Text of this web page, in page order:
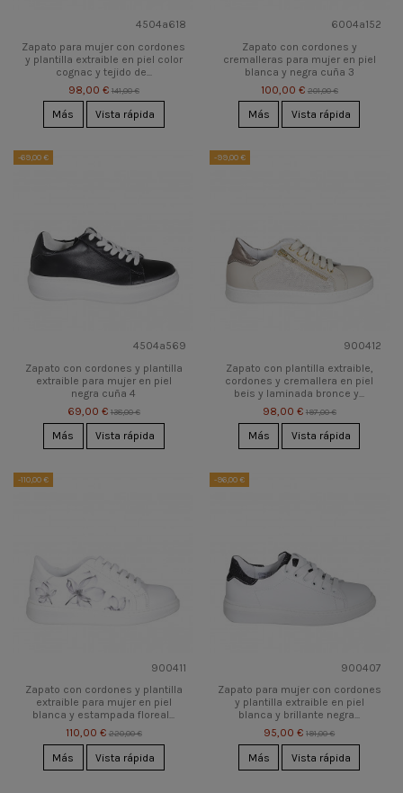
4504a618
Zapato para mujer con cordones
y plantilla extraible en piel color
cognac y tejido de...
98,00 € 141,00 €
Más Vista rápida
6004a152
Zapato con cordones y
cremalleras para mujer en piel
blanca y negra cuña 3
100,00 € 201,00 €
Más Vista rápida
-69,00 €
4504a569
Zapato con cordones y plantilla
extraible para mujer en piel
negra cuña 4
69,00 € 138,00 €
Más Vista rápida
-99,00 €
900412
Zapato con plantilla extraible,
cordones y cremallera en piel
beis y laminada bronce y...
98,00 € 197,00 €
Más Vista rápida
-110,00 €
900411
Zapato con cordones y plantilla
extraible para mujer en piel
blanca y estampada floreal...
110,00 € 220,00 €
Más Vista rápida
-96,00 €
900407
Zapato para mujer con cordones
y plantilla extraible en piel
blanca y brillante negra...
95,00 € 191,00 €
Más Vista rápida